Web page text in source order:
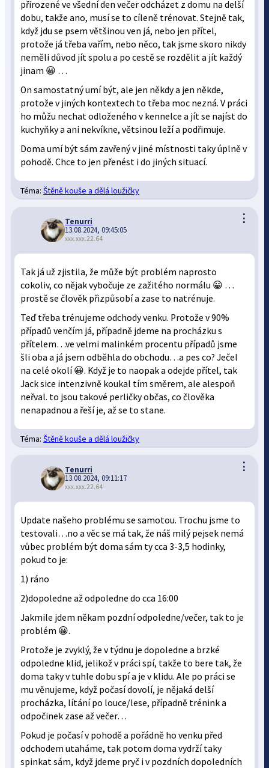
přirozené ve všední den večer odcházet z domu na delší
dobu, takže ano, musí se to cíleně trénovat. Stejně tak,
když jdu se psem většinou ven já, nebo jen přítel,
protože já třeba vařím, nebo něco, tak jsme skoro nikdy
neměli důvod jít spolu a po cestě se rozdělit a jít každý
jinam 😀 …
On samostatný umí být, ale jen někdy a jen někde,
protože v jiných kontextech to třeba moc nezná. V práci
ho můžu nechat odloženého v kennelce a jít se najíst do
kuchyňky a ani nekvíkne, větsinou leží a podřimuje.
Doma umí být sám zavřený v jiné místnosti taky úplně v
pohodě. Chce to jen přenést i do jiných situací.
Téma:Štěně kouše a dělá loužičky
⋮
Tenurri
13.08.2024, 09:45:05
xxx.xxx.22.64
Tak já už zjistila, že může být problém naprosto
cokoliv, co nějak vybočuje ze zažitého normálu 😀 …
prostě se člověk přizpůsobí a zase to natrénuje.
Teď třeba trénujeme odchody venku. Protože v 90%
případů venčím já, případně jdeme na procházku s
přítelem…ve velmi malinkém procentu případů jsme
šli oba a já jsem odběhla do obchodu…a pes co? Ječel
na celé okolí 😀. Když je to naopak a odejde přítel, tak
Jack sice intenzivně koukal tím směrem, ale alespoň
neřval. to jsou takové perličky občas, co člověka
nenapadnou a řeší je, až se to stane.
Téma:Štěně kouše a dělá loužičky
⋮
Tenurri
13.08.2024, 09:11:17
xxx.xxx.22.64
Update našeho problému se samotou. Trochu jsme to
testovali…no a věc se má tak, že náš milý pejsek nemá
vůbec problém být doma sám ty cca 3-3,5 hodinky,
pokud to je:
1) ráno
2)dopoledne až odpoledne do cca 16:00
Jakmile jdem někam pozdní odpoledne/večer, tak to je
problém 😀.
Protože je zvyklý, že v týdnu je dopoledne a brzké
odpoledne klid, jelikož v práci spí, takže to bere tak, že
doma taky v tuhle dobu spí a je v klidu. Ale po práci se
mu věnujeme, když počasí dovolí, je nějaká delší
procházka, lítání po louce/lese, případně trénink a
odpočinek zase až večer…
Pokud je počasí v pohodě a pořádně ho venku před
odchodem utaháme, tak potom doma vydrží taky
spinkat sám, když jdeme pryč i v pozdních dopoledních